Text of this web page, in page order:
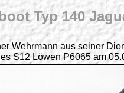
Typ 140
Wehrmann aus seiner
S12 Löwen P6065 am